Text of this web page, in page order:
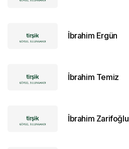
İbrahim Ergün
İbrahim Temiz
İbrahim Zarifoğlu